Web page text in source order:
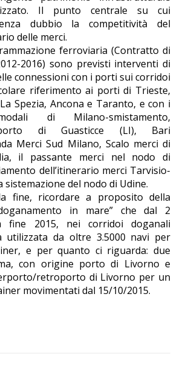
Il punto centrale su cui
dubbio la competitività del
delle merci.
ferroviaria (Contratto di
2016) sono previsti interventi di
connessioni con i porti sui corridoi
riferimento ai porti di Trieste,
Spezia, Ancona e Taranto, e con i
di Milano-smistamento,
di Guasticce (LI), Bari
Merci Sud Milano, Scalo merci di
il passante merci nel nodo di
dell’itinerario merci Tarvisio-
sistemazione del nodo di Udine.
fine, ricordare a proposito della
in mare” che dal 2
fine 2015, nei corridoi doganali
utilizzata da oltre 3.5000 navi per
e per quanto ci riguarda: due
con origine porto di Livorno e
retroporto di Livorno per un
movimentati dal 15/10/2015.